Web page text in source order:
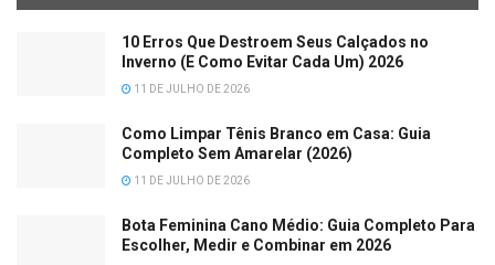
10 Erros Que Destroem Seus Calçados no
Inverno (E Como Evitar Cada Um) 2026
11 DE JULHO DE 2026
Como Limpar Tênis Branco em Casa: Guia
Completo Sem Amarelar (2026)
11 DE JULHO DE 2026
Bota Feminina Cano Médio: Guia Completo Para
Escolher, Medir e Combinar em 2026